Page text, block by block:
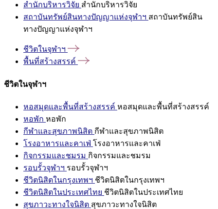
สำนักบริหารวิจัย สำนักบริหารวิจัย
สถาบันทรัพย์สินทางปัญญาแห่งจุฬาฯ สถาบันทรัพย์สิน
ทางปัญญาแห่งจุฬาฯ
ชีวิตในจุฬาฯ
พื้นที่สร้างสรรค์
ชีวิตในจุฬาฯ
หอสมุดและพื้นที่สร้างสรรค์ หอสมุดและพื้นที่สร้างสรรค์
หอพัก หอพัก
กีฬาและสุขภาพนิสิต กีฬาและสุขภาพนิสิต
โรงอาหารและคาเฟ่ โรงอาหารและคาเฟ่
กิจกรรมและชมรม กิจกรรมและชมรม
รอบรั้วจุฬาฯ รอบรั้วจุฬาฯ
ชีวิตนิสิตในกรุงเทพฯ ชีวิตนิสิตในกรุงเทพฯ
ชีวิตนิสิตในประเทศไทย ชีวิตนิสิตในประเทศไทย
สุขภาวะทางใจนิสิต สุขภาวะทางใจนิสิต